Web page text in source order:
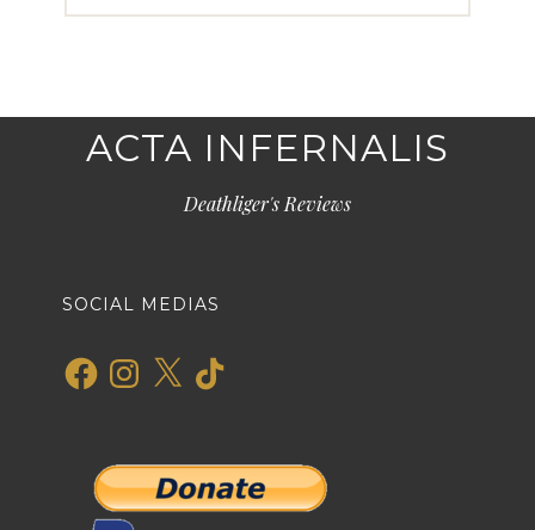
ACTA INFERNALIS
Deathliger's Reviews
SOCIAL MEDIAS
FacebookInstagram
X TikTok